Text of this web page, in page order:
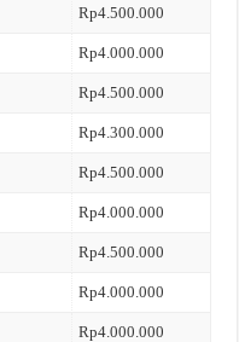
Rp4.500.000
Rp4.000.000
Rp4.500.000
Rp4.300.000
Rp4.500.000
Rp4.000.000
Rp4.500.000
Rp4.000.000
Rp4.000.000